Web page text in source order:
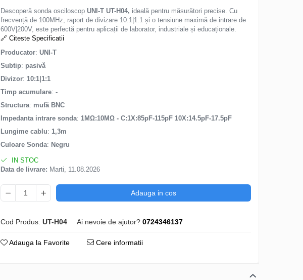
Descoperă sonda osciloscopUNI-T UT-H04, ideală pentru măsurători precise. Cu
frecvență de 100MHz, raport de divizare 10:1|1:1 și o tensiune maximă de intrare de
600V|200V, este perfectă pentru aplicații de laborator, industriale și educaționale.
🔗 Citeste Specificatii
Producator:UNI-T
Subtip: pasivă
Divizor:10:1|1:1
Timp acumulare:-
Structura: mufă BNC
Impedanta intrare sonda:1MΩ:10MΩ - C:1X:85pF-115pF 10X:14.5pF-17.5pF
Lungime cablu:1,3m
Culoare Sonda: Negru
IN STOC
Data de livrare: Marti, 11.08.2026
Adauga in cos
Cod Produs: UT-H04 Ai nevoie de ajutor? 0724346137
Adauga la Favorite Cere informatii